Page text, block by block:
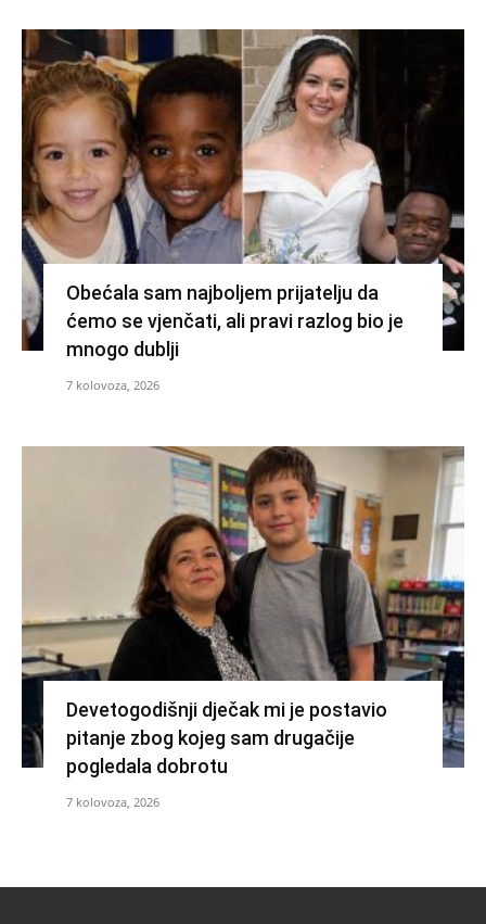
Obećala sam najboljem prijatelju da
ćemo se vjenčati, ali pravi razlog bio je
mnogo dublji
7 kolovoza, 2026
Devetogodišnji dječak mi je postavio
pitanje zbog kojeg sam drugačije
pogledala dobrotu
7 kolovoza, 2026